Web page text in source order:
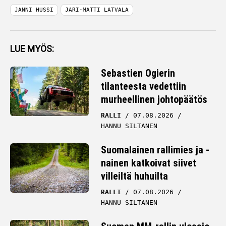
JANNI HUSSI JARI-MATTI LATVALA
LUE MYÖS:
Sebastien Ogierin
tilanteesta vedettiin
murheellinen johtopäätös
RALLI
07.08.2026
HANNU SILTANEN
Suomalainen rallimies ja -
nainen katkoivat siivet
villeiltä huhuilta
RALLI
07.08.2026
HANNU SILTANEN